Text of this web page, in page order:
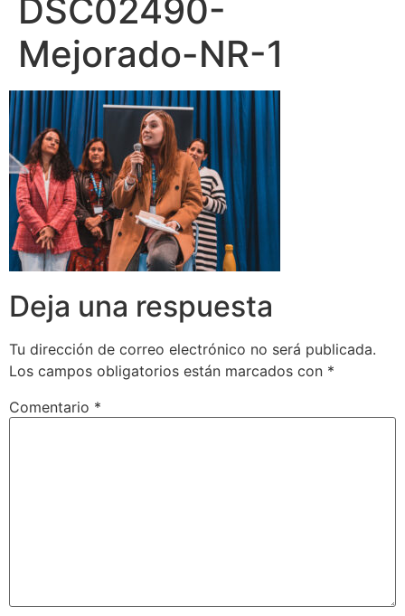
DSC02490-
Mejorado-NR-1
Deja una respuesta
Tu dirección de correo electrónico no será publicada.
Los campos obligatorios están marcados con *
Comentario *